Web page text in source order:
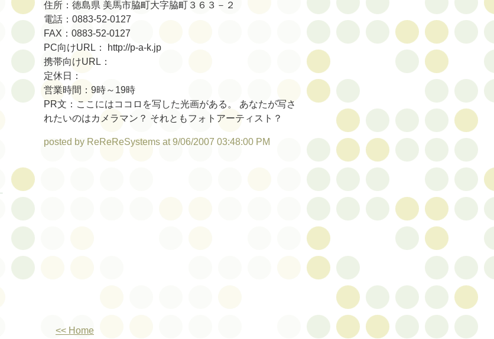
住所：徳島県 美馬市脇町大字脇町３６３－２
電話：0883-52-0127
FAX：0883-52-0127
PC向けURL： http://p-a-k.jp
携帯向けURL：
定休日：
営業時間：9時～19時
PR文：ここにはココロを写した光画がある。 あなたが写さ
れたいのはカメラマン？ それともフォトアーティスト？
posted by ReReReSystems at 9/06/2007 03:48:00 PM
<< Home